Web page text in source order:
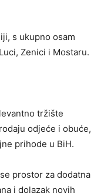
s ukupno osam
Zenici i Mostaru.
tržište
odjeće i obuće,
prihode u BiH.
prostor za dodatna
i dolazak novih